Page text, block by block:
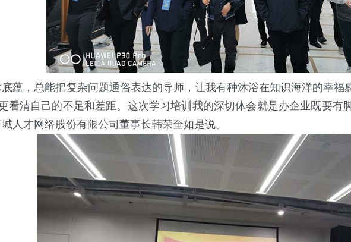
，总能把复杂问题通俗表达的导师，让我有种沐浴在知识海洋的幸福
看清自己的不足和差距。这次学习培训我的深切体会就是办企业既要有
人才网络股份有限公司董事长韩荣奎如是说。